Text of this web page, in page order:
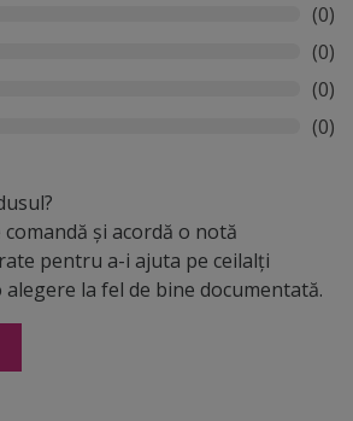
(0)
(0)
(0)
(0)
și acordă o notă
pentru a-i ajuta pe ceilalți
la fel de bine documentată.